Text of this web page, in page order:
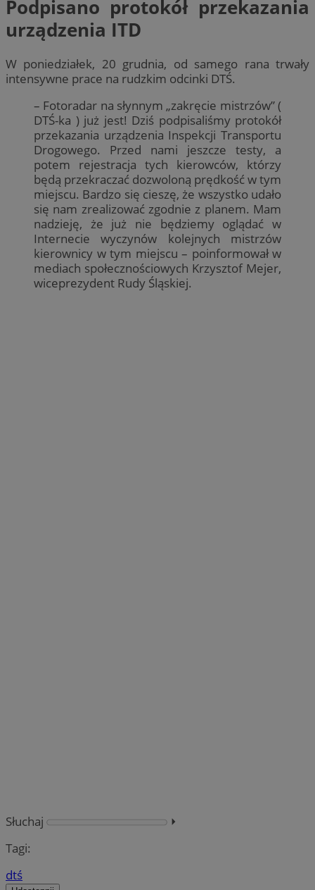
Podpisano protokół przekazania
urządzenia ITD
W poniedziałek, 20 grudnia, od samego rana trwały
intensywne prace na rudzkim odcinki DTŚ.
– Fotoradar na słynnym „zakręcie mistrzów” (
DTŚ-ka ) już jest! Dziś podpisaliśmy protokół
przekazania urządzenia Inspekcji Transportu
Drogowego. Przed nami jeszcze testy, a
potem rejestracja tych kierowców, którzy
będą przekraczać dozwoloną prędkość w tym
miejscu. Bardzo się cieszę, że wszystko udało
się nam zrealizować zgodnie z planem. Mam
nadzieję, że już nie będziemy oglądać w
Internecie wyczynów kolejnych mistrzów
kierownicy w tym miejscu – poinformował w
mediach społecznościowych Krzysztof Mejer,
wiceprezydent Rudy Śląskiej.
Słuchaj
⏵︎
Tagi:
dtś